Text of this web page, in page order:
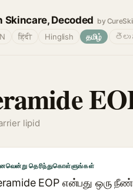
Skincare, Decoded by
हिंदी Hinglish தமிழ்
lipid
தெரிந்துகொள்ளுங்கள்
EOP என்பது ஒரு